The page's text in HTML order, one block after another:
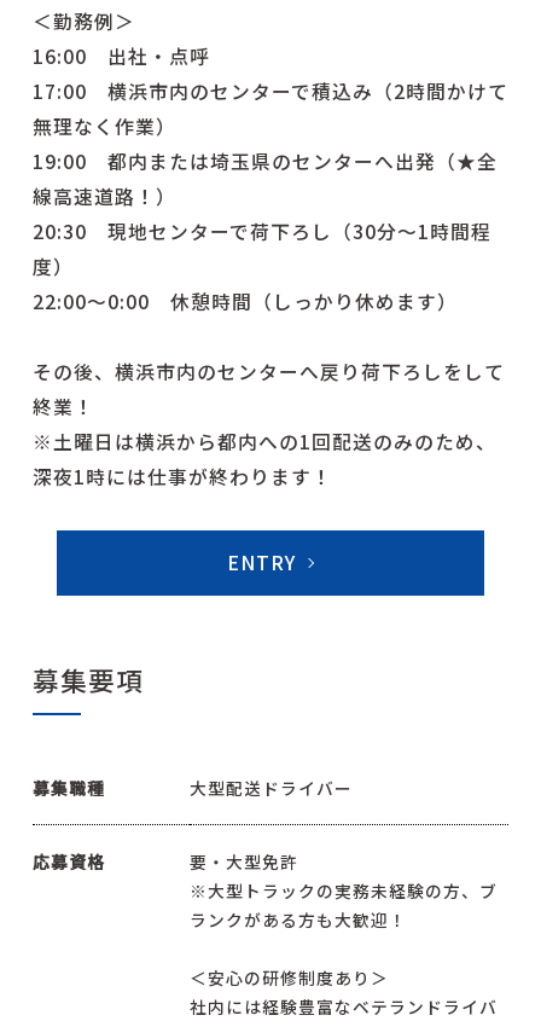
＜勤務例＞
16:00 出社・点呼
17:00 横浜市内のセンターで積込み（2時間かけて
無理なく作業）
19:00 都内または埼玉県のセンターへ出発（★全
線高速道路！）
20:30 現地センターで荷下ろし（30分〜1時間程
度）
22:00〜0:00 休憩時間（しっかり休めます）
その後、横浜市内のセンターへ戻り荷下ろしをして
終業！
※土曜日は横浜から都内への1回配送のみのため、
深夜1時には仕事が終わります！
ENTRY
募集要項
募集職種 大型配送ドライバー
応募資格
要・大型免許
※大型トラックの実務未経験の方、ブ
ランクがある方も大歓迎！
＜安心の研修制度あり＞
社内には経験豊富なベテランドライバ